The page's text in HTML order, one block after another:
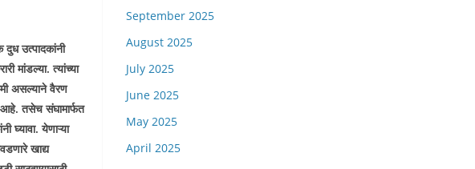
उत्पादकांनी
मांडल्या. त्यांच्या
असल्याने वैरण
आहे. तसेच संघामार्फत
घ्यावा. येणाऱ्या
खाद्य
September 2025
August 2025
July 2025
June 2025
May 2025
April 2025